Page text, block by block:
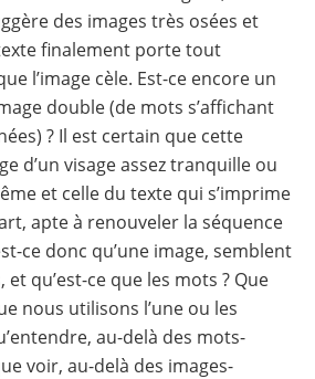
des images très osées et
finalement porte tout
l’image cèle. Est-ce encore un
double (de mots s’affichant
? Il est certain que cette
d’un visage assez tranquille ou
et celle du texte qui s’imprime
apte à renouveler la séquence
ce donc qu’une image, semblent
et qu’est-ce que les mots ? Que
nous utilisons l’une ou les
au-delà des mots-
voir, au-delà des images-